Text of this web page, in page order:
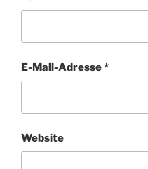
E-Mail-Adresse*
Website